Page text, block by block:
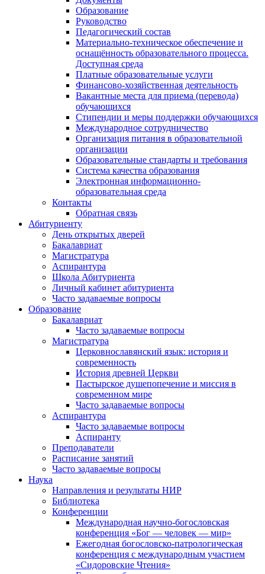
Образование
Руководство
Педагогический состав
Материально-техническое обеспечение и
оснащённость образовательного процесса.
Доступная среда
Платные образовательные услуги
Финансово-хозяйственная деятельность
Вакантные места для приема (перевода)
обучающихся
Стипендии и меры поддержки обучающихся
Международное сотрудничество
Организация питания в образовательной
организации
Образовательные стандарты и требования
Система качества образования
Электронная информационно-
образовательная среда
Контакты
Обратная связь
Абитуриенту
День открытых дверей
Бакалавриат
Магистратура
Аспирантура
Школа Абитуриента
Личный кабинет абитуриента
Часто задаваемые вопросы
Образование
Бакалавриат
Часто задаваемые вопросы
Магистратура
Церковнославянский язык: история и
современность
История древней Церкви
Пастырское душепопечение и миссия в
современном мире
Часто задаваемые вопросы
Аспирантура
Часто задаваемые вопросы
Аспиранту
Преподаватели
Расписание занятий
Часто задаваемые вопросы
Наука
Направления и результаты НИР
Библиотека
Конференции
Международная научно-богословская
конференция «Бог — человек — мир»
Ежегодная богословско-патрологическая
конференция с международным участием
«Сидоровские Чтения»